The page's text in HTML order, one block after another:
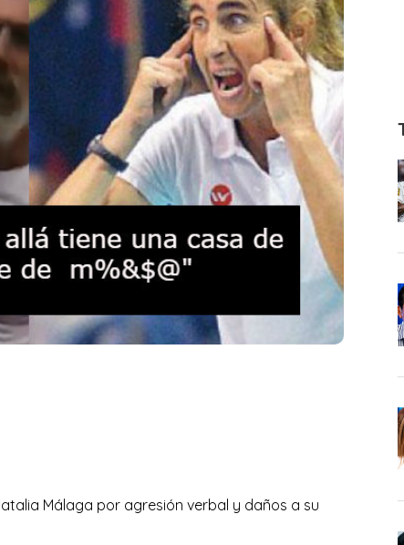
Málaga por agresión verbal y daños a su